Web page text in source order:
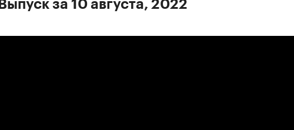
Выпуск за 10 августа, 2022